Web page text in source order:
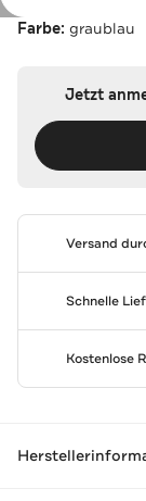
Farbe: graublau
Jetzt
Versand
Schnelle
Kostenlose